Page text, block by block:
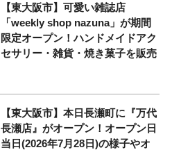
【東大阪市】可愛い雑誌店
「weekly shop nazuna」が期間
限定オープン！ハンドメイドアク
セサリー・雑貨・焼き菓子を販売
【東大阪市】本日長瀬町に『万代
長瀬店』がオープン！オープン日
当日(2026年7月28日)の様子やオ